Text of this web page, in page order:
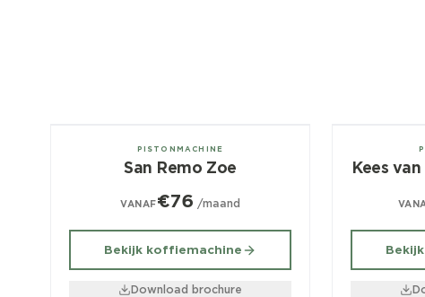
1, 2, 3 groepsPISTONMACHINE
San Remo Zoe
VANAF€76 /maand
Bekijk koffiemachine
Download brochure
2, 3 groeps
Kees